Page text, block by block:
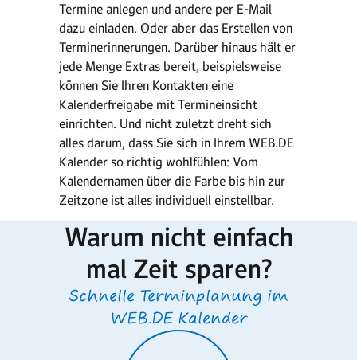
Termine anlegen und andere per E-Mail
dazu einladen. Oder aber das Erstellen von
Terminerinnerungen. Darüber hinaus hält er
jede Menge Extras bereit, beispielsweise
können Sie Ihren Kontakten eine
Kalenderfreigabe mit Termineinsicht
einrichten. Und nicht zuletzt dreht sich
alles darum, dass Sie sich in Ihrem WEB.DE
Kalender so richtig wohlfühlen: Vom
Kalendernamen über die Farbe bis hin zur
Zeitzone ist alles individuell einstellbar.
Warum nicht einfach
mal Zeit sparen?
Schnelle Terminplanung im
WEB.DE Kalender